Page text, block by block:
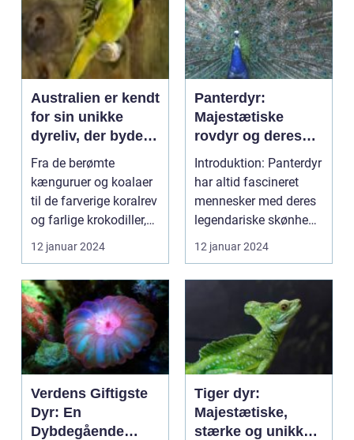
Australien er kendt
for sin unikke
dyreliv, der byder
på en række
fascinerende og
eksotiske arter
Fra de berømte
kænguruer og koalaer
til de farverige koralrev
og farlige krokodiller,
har Australien...
12 januar 2024
Panterdyr:
Majestætiske
rovdyr og deres
fascinerende
udvikling over tid
Introduktion: Panterdyr
har altid fascineret
mennesker med deres
legendariske skønhed,
styrke og beh...
12 januar 2024
Verdens Giftigste
Dyr: En
Dybdegående
Tiger dyr:
Majestætiske,
stærke og unikke